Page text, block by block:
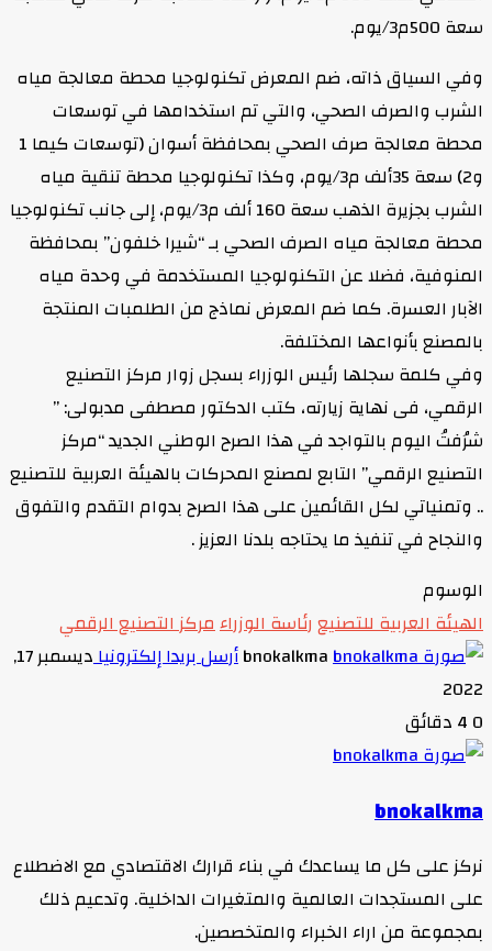
سعة 500م3/يوم.
وفي السياق ذاته، ضم المعرض تكنولوجيا محطة معالجة مياه
الشرب والصرف الصحي، والتي تم استخدامها في توسعات
محطة معالجة صرف الصحي بمحافظة أسوان (توسعات كيما 1
و2) سعة 35ألف م3/يوم، وكذا تكنولوجيا محطة تنقية مياه
الشرب بجزيرة الذهب سعة 160 ألف م3/يوم، إلى جانب تكنولوجيا
محطة معالجة مياه الصرف الصحي بـ “شيرا خلفون” بمحافظة
المنوفية، فضلا عن التكنولوجيا المستخدمة في وحدة مياه
الآبار العسرة. كما ضم المعرض نماذج من الطلمبات المنتجة
بالمصنع بأنواعها المختلفة.
وفي كلمة سجلها رئيس الوزراء بسجل زوار مركز التصنيع
الرقمي، فى نهاية زيارته، كتب الدكتور مصطفى مدبولى: ”
شرُفتُ اليوم بالتواجد في هذا الصرح الوطني الجديد “مركز
التصنيع الرقمي” التابع لمصنع المحركات بالهيئة العربية للتصنيع
.. وتمنياتي لكل القائمين على هذا الصرح بدوام التقدم والتفوق
والنجاح في تنفيذ ما يحتاجه بلدنا العزيز .
الوسوم
الهيئة العربية للتصنيع رئاسة الوزراءمركز التصنيع الرقمي
bnokalkmaأرسل بريدا إلكترونيا
ديسمبر 17,
2022
0
bnokalkma
نركز على كل ما يساعدك في بناء قرارك الاقتصادي مع الاضطلاع
على المستجدات العالمية والمتغيرات الداخلية. وتدعيم ذلك
بمجموعة من اراء الخبراء والمتخصصين.